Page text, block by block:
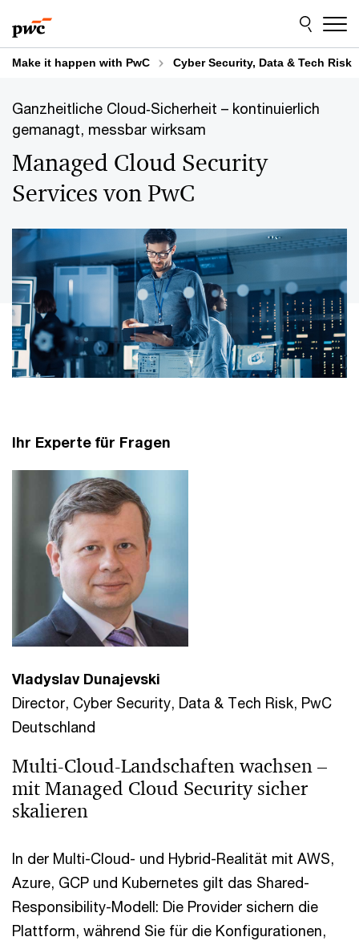
to
content
to
footer
Make it happen with PwC Cyber Security, Data & Tech Risk
Ganzheitliche Cloud‑Sicherheit – kontinuierlich
gemanagt, messbar wirksam
Managed Cloud Security
Services von PwC
Ihr Experte für Fragen
Vladyslav Dunajevski
Director, Cyber Security, Data & Tech Risk, PwC
Deutschland
Multi-Cloud-Landschaften wachsen –
mit Managed Cloud Security sicher
skalieren
In der Multi-Cloud- und Hybrid-Realität mit AWS,
Azure, GCP und Kubernetes gilt das Shared-
Responsibility-Modell: Die Provider sichern die
Plattform, während Sie für die Konfigurationen,